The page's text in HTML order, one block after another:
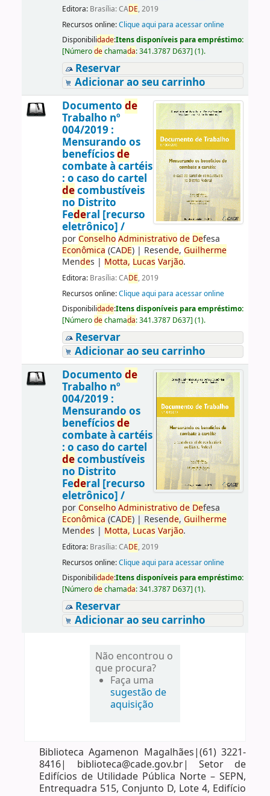
Editora: Brasília: CADE, 2019
Recursos online:Clique aqui para acessar online
Disponibilidade:Itens disponíveis para empréstimo:
[Númerodechamada:341.3787 D637] (1).
Reservar
Adicionar ao seu carrinho
Documento de
Trabalho nº
004/2019 :
Mensurando os
benefíciosde
combate à cartéis
: o caso do cartel
decombustíveis
no Distrito
Federal [recurso
eletrônico] /
porConselho Administrativo de Defesa
Econômica (CADE)| Resende, Guilherme
Mendes | Motta, Lucas Varjão.
Editora: Brasília: CADE, 2019
Recursos online:Clique aqui para acessar online
Disponibilidade:Itens disponíveis para empréstimo:
[Númerodechamada:341.3787 D637] (1).
Reservar
Adicionar ao seu carrinho
Documento de
Trabalho nº
004/2019 :
Mensurando os
benefíciosde
combate à cartéis
: o caso do cartel
decombustíveis
no Distrito
Federal [recurso
eletrônico] /
porConselho Administrativo de Defesa
Econômica (CADE)| Resende, Guilherme
Mendes | Motta, Lucas Varjão.
Editora: Brasília: CADE, 2019
Recursos online:Clique aqui para acessar online
Disponibilidade:Itens disponíveis para empréstimo:
[Númerodechamada:341.3787 D637] (1).
Reservar
Adicionar ao seu carrinho
Não encontrou o
que procura?
Faça uma
sugestão de
aquisição
Biblioteca Agamenon Magalhães|(61) 3221-
8416| biblioteca@cade.gov.br| Setor de
Edifícios de Utilidade Pública Norte – SEPN,
Entrequadra 515, Conjunto D, Lote 4, Edifício